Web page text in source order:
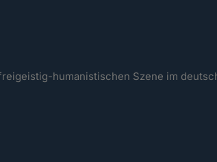
humanistischen Szene im